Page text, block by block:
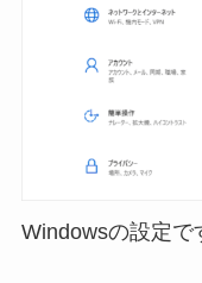
Windowsの設定で